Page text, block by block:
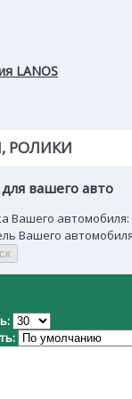
LANOS
РОЛИКИ
вашего авто
Вашего автомобиля:
Вашего